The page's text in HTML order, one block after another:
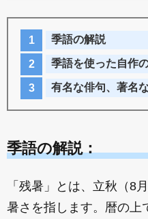
季語の解説
季語を使った自作
有名な俳句、著名
季語の解説：
「残暑」とは、立秋（8
暑さを指します。暦の上